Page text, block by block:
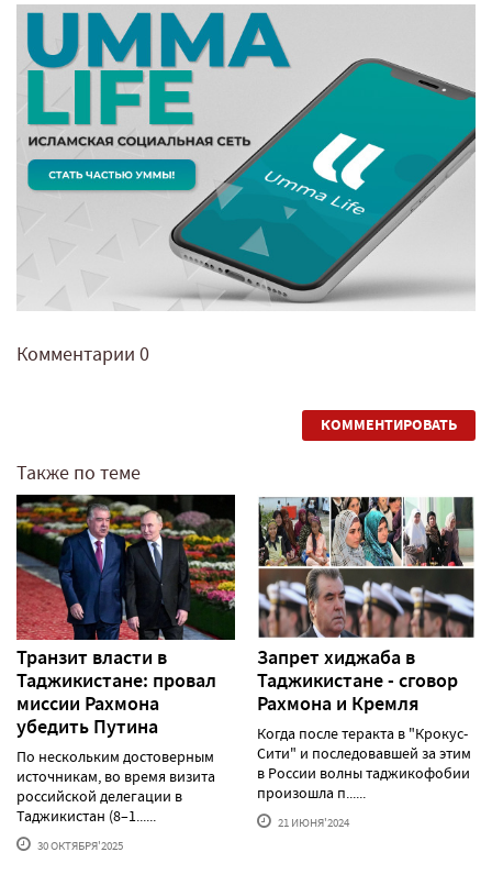
Комментарии 0
КОММЕНТИРОВАТЬ
Также по теме
Транзит власти в
Таджикистане: провал
миссии Рахмона
убедить Путина
По нескольким достоверным
источникам, во время визита
российской делегации в
Таджикистан (8–1......
30 ОКТЯБРЯ'2025
Запрет хиджаба в
Таджикистане - сговор
Рахмона и Кремля
Когда после теракта в "Крокус-
Сити" и последовавшей за этим
в России волны таджикофобии
произошла п......
21 ИЮНЯ'2024